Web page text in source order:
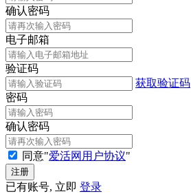
确认密码
电子邮箱
验证码
获取验证码
密码
确认密码
同意"爱活网用户协议"
已有账号, 立即 登录